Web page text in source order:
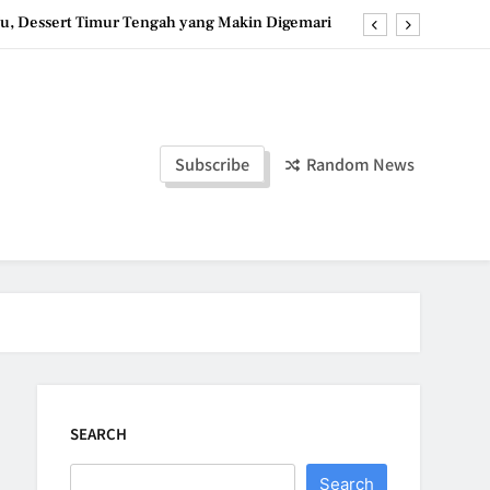
Dessert Timur Tengah yang Makin Digemari
Bites: Camilan Beku Pisang yang Praktis
Yogurt: Dessert Dingin yang Menyegarkan
Subscribe Random News
SEARCH
Search